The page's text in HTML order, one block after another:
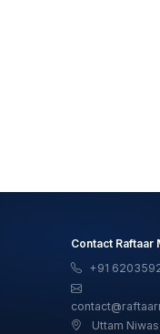
Contact Raftaar
+91
Uttam